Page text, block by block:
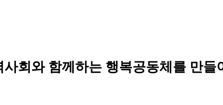
회와 함께하는 행복공동체를 만들